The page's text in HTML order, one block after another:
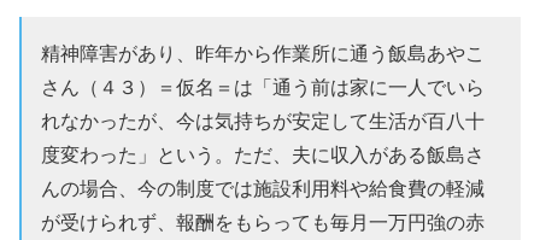
精神障害があり、昨年から作業所に通う飯島あやこ
さん（４３）＝仮名＝は「通う前は家に一人でいら
れなかったが、今は気持ちが安定して生活が百八十
度変わった」という。ただ、夫に収入がある飯島さ
んの場合、今の制度では施設利用料や給食費の軽減
が受けられず、報酬をもらっても毎月一万円強の赤